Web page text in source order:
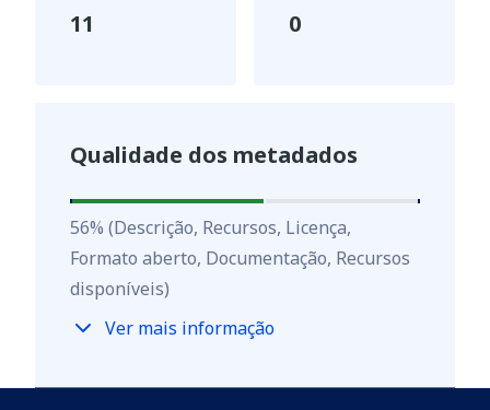
11 0
Qualidade dos metadados
56%
56% (Descrição, Recursos, Licença,
Formato aberto, Documentação, Recursos
disponíveis)
Ver mais informação